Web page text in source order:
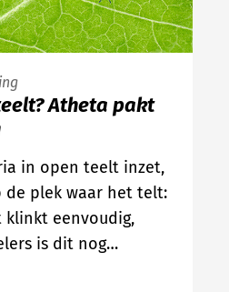
Atheta pakt
in open teelt inzet,
de plek waar het telt:
klinkt eenvoudig,
is dit nog…